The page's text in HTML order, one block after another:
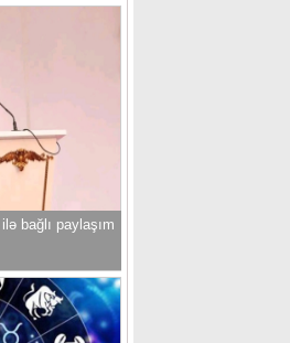
bağlı paylaşım